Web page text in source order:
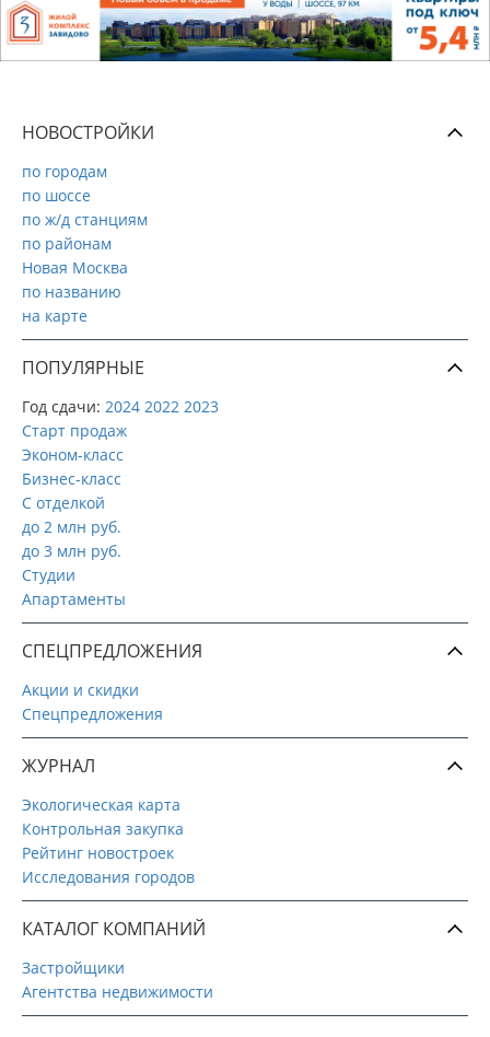
НОВОСТРОЙКИ
по городам
по шоссе
по ж/д станциям
по районам
Новая Москва
по названию
на карте
ПОПУЛЯРНЫЕ
Год сдачи: 2024 2022 2023
Старт продаж
Эконом-класс
Бизнес-класс
С отделкой
до 2 млн руб.
до 3 млн руб.
Студии
Апартаменты
СПЕЦПРЕДЛОЖЕНИЯ
Акции и скидки
Спецпредложения
ЖУРНАЛ
Экологическая карта
Контрольная закупка
Рейтинг новостроек
Исследования городов
КАТАЛОГ КОМПАНИЙ
Застройщики
Агентства недвижимости